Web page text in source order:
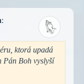
:
ktorá upadá
Pán Boh vyslyší